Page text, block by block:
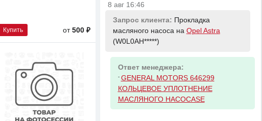
Купить от 500 ₽
8 авг 16:46
Запрос клиента: Прокладка
масляного насоса на Opel Astra
(W0L0AH*****)
Ответ менеджера:
- GENERAL MOTORS 646299
КОЛЬЦЕВОЕ УПЛОТНЕНИЕ
МАСЛЯНОГО НАСОСАSE